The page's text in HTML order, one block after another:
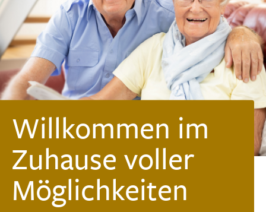
VILVIF Berlin
VILVIF Ahrensburg
Aktuelles
Über VILVIF
Karriere
Kontakt
Datenschutz Impressum
Willkommen im
Zuhause voller
Möglichkeiten